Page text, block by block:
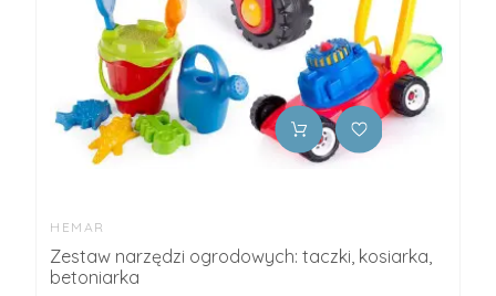
HEMAR
Zestaw narzędzi ogrodowych: taczki, kosiarka,
betoniarka